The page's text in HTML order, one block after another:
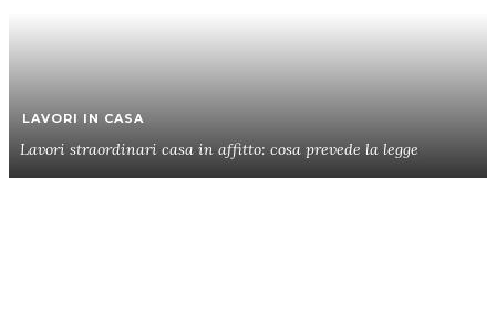
LAVORI IN CASA
Lavori straordinari casa in affitto: cosa prevede la legge